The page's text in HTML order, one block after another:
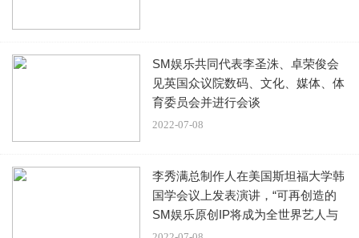
SM娱乐共同代表李圣洙、卓荣俊会
见英国众议院数码、文化、媒体、体
育委员会并进行会谈
2022-07-08
李秀满总制作人在美国斯坦福大学韩
国学会议上发表演讲，“可再创造的
SM娱乐原创IP将成为全世界艺人与
产消者梦想的基石”